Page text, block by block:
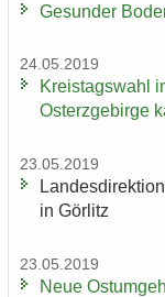
Ge­sun­der
24.05.2019
Kreis­tags­wahl
Osterzgebirge
23.05.2019
in Gör­litz
23.05.2019
Neue